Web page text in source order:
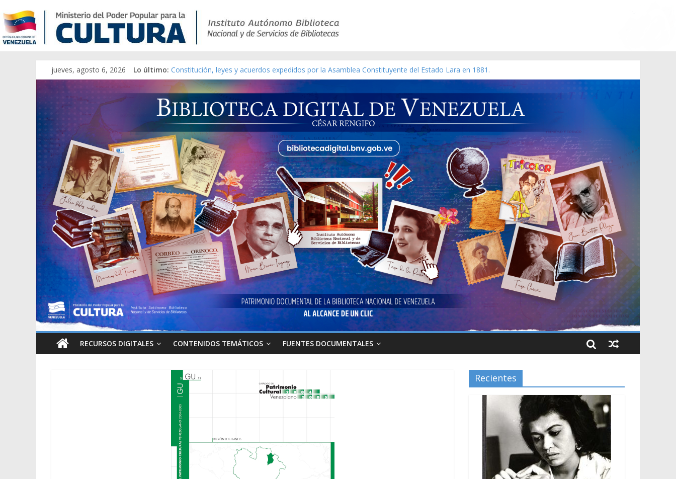
jueves, agosto 6, 2026 Lo último: Constitución, leyes y acuerdos expedidos por la Asamblea Constituyente del Estado Lara en 1881.
Una Parálisis [material gráfico]
Modesta Bor Sánchez [material gráfico]
Gaceta Oficial de la República de Venezuela año CXXXIII Mes V, Caracas 09 de marzo de 2006 N° 38.394
Catálogo temático de obras de Modesta Bor
RECURSOS DIGITALES CONTENIDOS TEMÁTICOS FUENTES DOCUMENTALES
Recientes